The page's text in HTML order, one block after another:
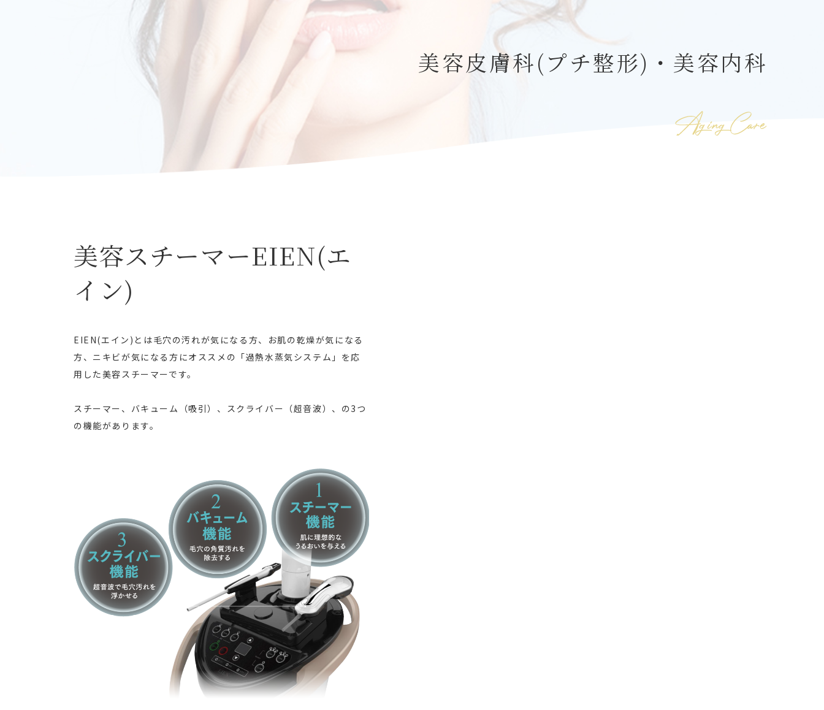
美容皮膚科(プチ整形)・美容内科
美容スチーマーEIEN(エ
イン)
EIEN(エイン)とは毛穴の汚れが気になる方、お肌の乾燥が気になる
方、ニキビが気になる方にオススメの「過熱水蒸気システム」を応
用した美容スチーマーです。
スチーマー、バキューム（吸引）、スクライバー（超音波）、の3つ
の機能があります。